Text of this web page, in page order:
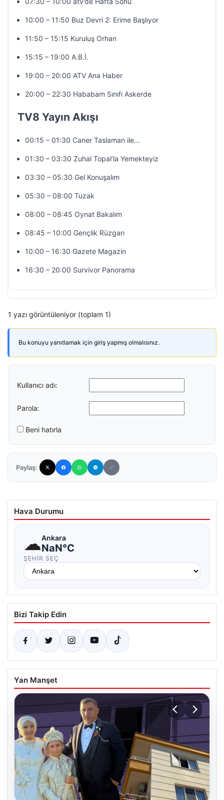
10:00 – 11:50 Buz Devri 2: Erime Başlıyor
11:50 – 15:15 Kuruluş Orhan
15:15 – 19:00 A.B.İ.
19:00 – 20:00 ATV Ana Haber
20:00 – 22:30 Hababam Sınıfı Askerde
TV8 Yayın Akışı
00:15 – 01:30 Caner Taslaman ile…
01:30 – 03:30 Zuhal Topal’la Yemekteyiz
03:30 – 05:30 Gel Konuşalım
05:30 – 08:00 Tuzak
08:00 – 08:45 Oynat Bakalım
08:45 – 10:00 Gençlik Rüzgarı
10:00 – 16:30 Gazete Magazin
16:30 – 20:00 Survivor Panorama
1 yazı görüntüleniyor (toplam 1)
Bu konuyu yanıtlamak için giriş yapmış olmalısınız.
Kullanıcı adı:
Parola:
Beni hatırla
Paylaş:
Hava Durumu
☁Ankara
NaN°C
ŞEHIR SEÇ
Bizi Takip Edin
Yan Manşet